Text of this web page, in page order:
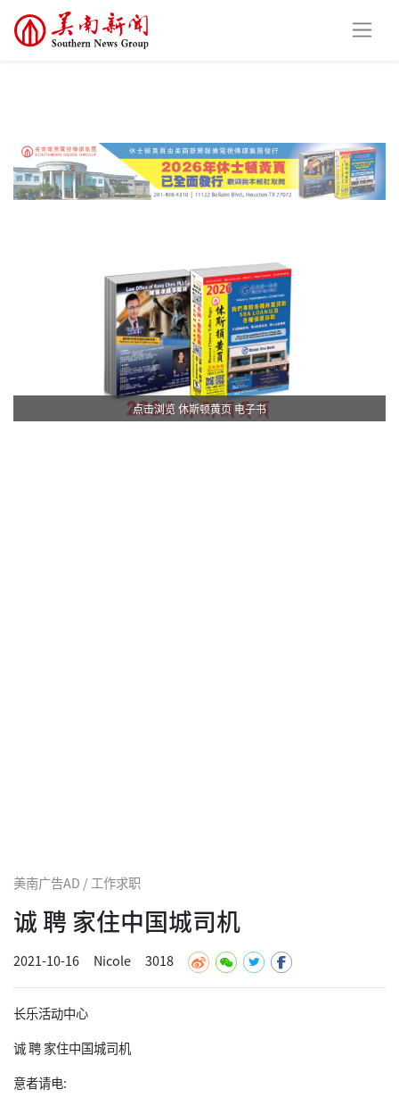
点击浏览 休斯顿黄页 电子书
美南广告AD / 工作求职
诚 聘 家住中国城司机
2021-10-16 Nicole 3018
长乐活动中心
诚 聘 家住中国城司机
意者请电: